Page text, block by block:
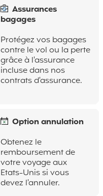
Assurances
bagages
Protégez vos bagages
contre le vol ou la perte
grâce à l'assurance
incluse dans nos
contrats d'assurance.
Option annulation
Obtenez le
remboursement de
votre voyage aux
Etats-Unis si vous
devez l'annuler.